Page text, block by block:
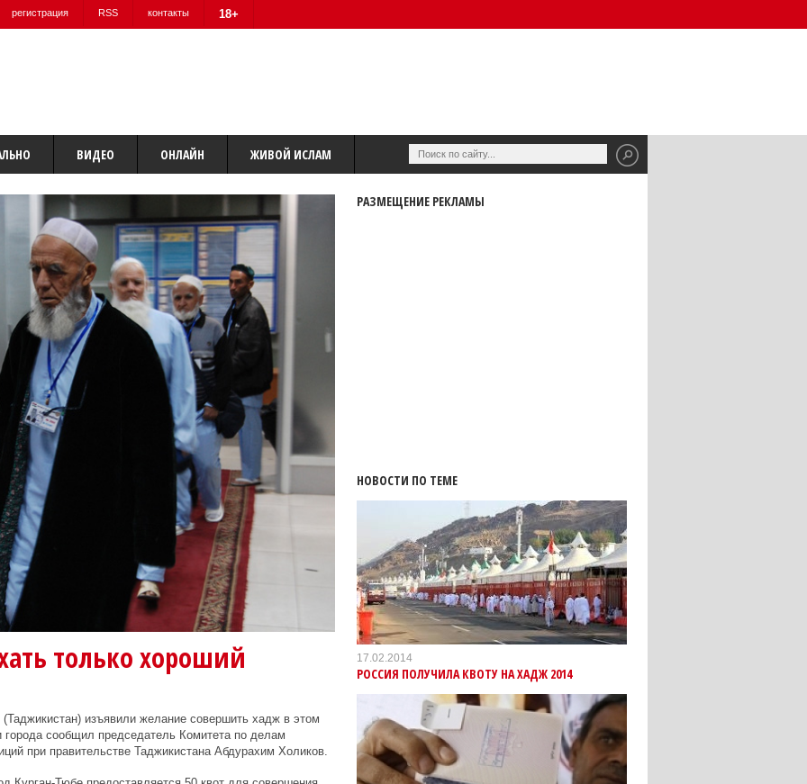
регистрация RSS контакты 18+
ВИДЕО ОНЛАЙН ЖИВОЙ ИСЛАМ
только хороший
изъявили желание совершить хадж в этом
города сообщил председатель Комитета по делам
при правительстве Таджикистана Абдурахим Холиков.
РАЗМЕЩЕНИЕ РЕКЛАМЫ
НОВОСТИ ПО ТЕМЕ
17.02.2014
РОССИЯ ПОЛУЧИЛА КВОТУ НА ХАДЖ 2014